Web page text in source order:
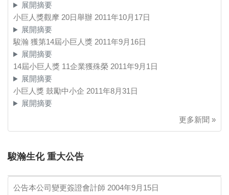
展開摘要
小巨人獎觀摩 20日舉辦 2011年10月17日
展開摘要
駿瀚 獲第14屆小巨人獎 2011年9月16日
展開摘要
14屆小巨人獎 11企業獲殊榮 2011年9月1日
展開摘要
小巨人獎 鼓勵中小企 2011年8月31日
展開摘要
更多新聞 »
駿瀚生化 重大公告
公告本公司變更簽證會計師 2004年9月15日